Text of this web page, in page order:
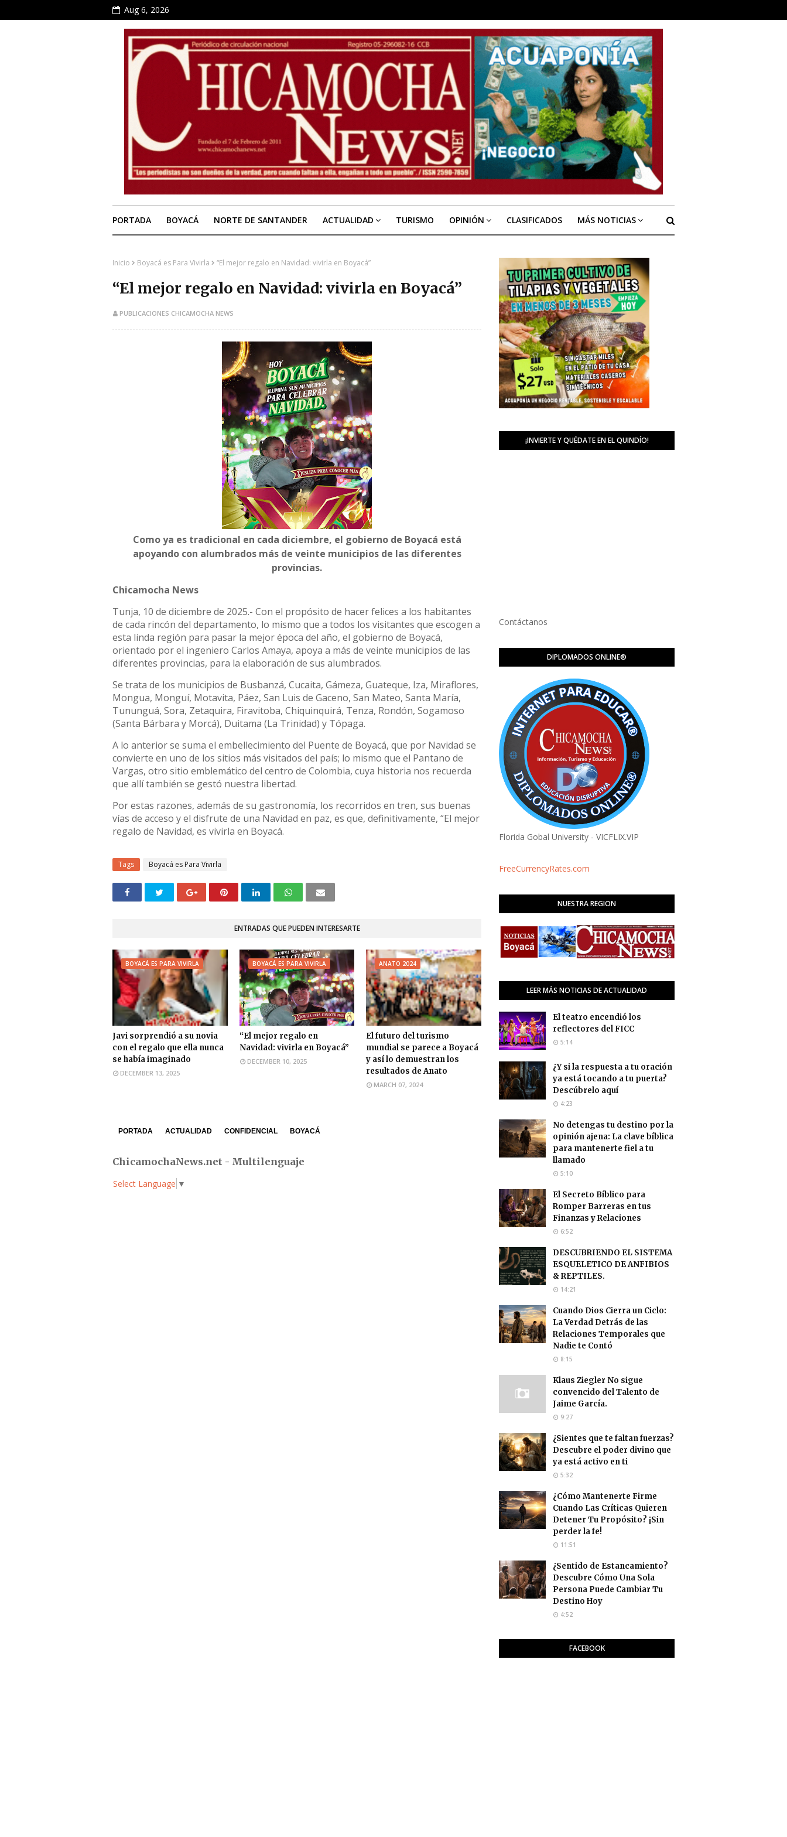
Aug 6, 2026
PORTADA BOYACÁ NORTE DE SANTANDER ACTUALIDAD TURISMO OPINIÓN CLASIFICADOS MÁS NOTICIAS
Inicio Boyacá es Para Vivirla “El mejor regalo en Navidad: vivirla en Boyacá”
“El mejor regalo en Navidad: vivirla en Boyacá”
PUBLICACIONES CHICAMOCHA NEWS
Como ya es tradicional en cada diciembre, el gobierno de Boyacá está
apoyando con alumbrados más de veinte municipios de las diferentes
provincias.
Chicamocha News
Tunja, 10 de diciembre de 2025.- Con el propósito de hacer felices a los habitantes
de cada rincón del departamento, lo mismo que a todos los visitantes que escogen a
esta linda región para pasar la mejor época del año, el gobierno de Boyacá,
orientado por el ingeniero Carlos Amaya, apoya a más de veinte municipios de las
diferentes provincias, para la elaboración de sus alumbrados.
Se trata de los municipios de Busbanzá, Cucaita, Gámeza, Guateque, Iza, Miraflores,
Mongua, Monguí, Motavita, Páez, San Luis de Gaceno, San Mateo, Santa María,
Tununguá, Sora, Zetaquira, Firavitoba, Chiquinquirá, Tenza, Rondón, Sogamoso
(Santa Bárbara y Morcá), Duitama (La Trinidad) y Tópaga.
A lo anterior se suma el embellecimiento del Puente de Boyacá, que por Navidad se
convierte en uno de los sitios más visitados del país; lo mismo que el Pantano de
Vargas, otro sitio emblemático del centro de Colombia, cuya historia nos recuerda
que allí también se gestó nuestra libertad.
Por estas razones, además de su gastronomía, los recorridos en tren, sus buenas
vías de acceso y el disfrute de una Navidad en paz, es que, definitivamente, “El mejor
regalo de Navidad, es vivirla en Boyacá.
Tags Boyacá es Para Vivirla
ENTRADAS QUE PUEDEN INTERESARTE
BOYACÁ ES PARA VIVIRLA
Javi sorprendió a su novia
con el regalo que ella nunca
se había imaginado
DECEMBER 13, 2025
BOYACÁ ES PARA VIVIRLA
“El mejor regalo en
Navidad: vivirla en Boyacá”
DECEMBER 10, 2025
ANATO 2024
El futuro del turismo
mundial se parece a Boyacá
y así lo demuestran los
resultados de Anato
MARCH 07, 2024
PORTADA ACTUALIDAD CONFIDENCIAL BOYACÁ
ChicamochaNews.net - Multilenguaje
Select Language ▼
¡INVIERTE Y QUÉDATE EN EL QUINDÍO!
Contáctanos
DIPLOMADOS ONLINE®️
Florida Gobal University - VICFLIX.VIP
FreeCurrencyRates.com
NUESTRA REGION
LEER MÁS NOTICIAS DE ACTUALIDAD
El teatro encendió los
reflectores del FICC
5:14
¿Y si la respuesta a tu oración
ya está tocando a tu puerta?
Descúbrelo aquí
4:23
No detengas tu destino por la
opinión ajena: La clave bíblica
para mantenerte fiel a tu
llamado
5:10
El Secreto Bíblico para
Romper Barreras en tus
Finanzas y Relaciones
6:52
DESCUBRIENDO EL SISTEMA
ESQUELETICO DE ANFIBIOS
& REPTILES.
14:21
Cuando Dios Cierra un Ciclo:
La Verdad Detrás de las
Relaciones Temporales que
Nadie te Contó
8:15
Klaus Ziegler No sigue
convencido del Talento de
Jaime García.
9:27
¿Sientes que te faltan fuerzas?
Descubre el poder divino que
ya está activo en ti
5:32
¿Cómo Mantenerte Firme
Cuando Las Críticas Quieren
Detener Tu Propósito? ¡Sin
perder la fe!
11:51
¿Sentido de Estancamiento?
Descubre Cómo Una Sola
Persona Puede Cambiar Tu
Destino Hoy
4:52
FACEBOOK